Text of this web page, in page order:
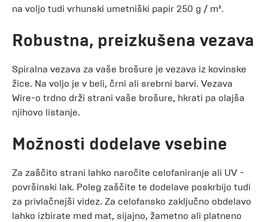
na voljo tudi vrhunski umetniški papir 250 g / m².
Robustna, preizkušena vezava
Spiralna vezava za vaše brošure je vezava iz kovinske
žice. Na voljo je v beli, črni ali srebrni barvi. Vezava
Wire-o trdno drži strani vaše brošure, hkrati pa olajša
njihovo listanje.
Možnosti dodelave vsebine
Za zaščito strani lahko naročite celofaniranje ali UV -
površinski lak. Poleg zaščite te dodelave poskrbijo tudi
za privlačnejši videz. Za celofansko zaključno obdelavo
lahko izbirate med mat, sijajno, žametno ali platneno